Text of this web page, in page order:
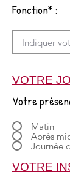
Fonction* :
VOTRE
Votre
Matin
Aprés
Journée
VOTRE